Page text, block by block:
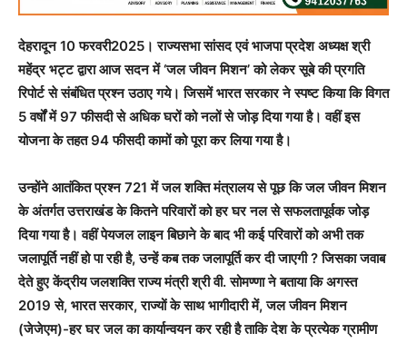
देहरादून 10 फरवरी2025। राज्यसभा सांसद एवं भाजपा प्रदेश अध्यक्ष श्री
महेंद्र भट्ट द्वारा आज सदन में ‘जल जीवन मिशन’ को लेकर सूबे की प्रगति
रिपोर्ट से संबंधित प्रश्न उठाए गये। जिसमें भारत सरकार ने स्पष्ट किया कि विगत
5 वर्षों में 97 फीसदी से अधिक घरों को नलों से जोड़ दिया गया है। वहीं इस
योजना के तहत 94 फीसदी कामों को पूरा कर लिया गया है।
उन्होंने आतंकित प्रश्न 721 में जल शक्ति मंत्रालय से पूछ कि जल जीवन मिशन
के अंतर्गत उत्तराखंड के कितने परिवारों को हर घर नल से सफलतापूर्वक जोड़
दिया गया है। वहीं पेयजल लाइन बिछाने के बाद भी कई परिवारों को अभी तक
जलापूर्ति नहीं हो पा रही है, उन्हें कब तक जलापूर्ति कर दी जाएगी ? जिसका जवाब
देते हुए केंद्रीय जलशक्ति राज्य मंत्री श्री वी. सोमण्णा ने बताया कि अगस्त
2019 से, भारत सरकार, राज्यों के साथ भागीदारी में, जल जीवन मिशन
(जेजेएम)-हर घर जल का कार्यान्वयन कर रही है ताकि देश के प्रत्येक ग्रामीण